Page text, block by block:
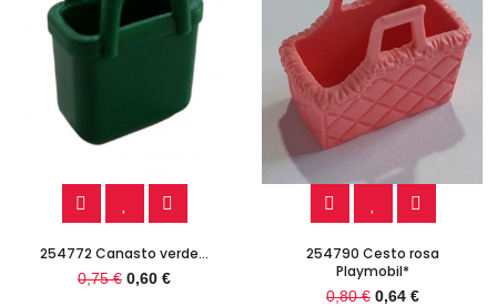
254772 Canasto verde...
0,75 € 0,60 €
254790 Cesto rosa
Playmobil*
0,80 € 0,64 €